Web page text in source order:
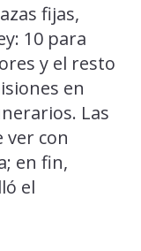
fijas,
10 para
y el resto
en
Las
ver con
en fin,
el